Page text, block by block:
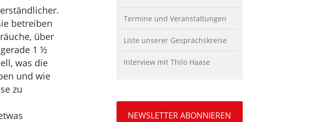
betreiben
über
1 ½
was die
und wie
zu
Termine und Veranstaltungen
Liste unserer Gesprächskreise
Interview mit Thilo Haase
NEWSLETTER ABONNIEREN